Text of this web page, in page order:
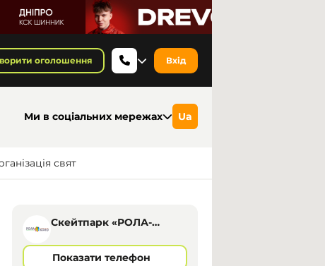
оголошення Вхід
Ми в соціальних мережах Ua
свят
Скейтпарк «РОЛА-
Показати телефон